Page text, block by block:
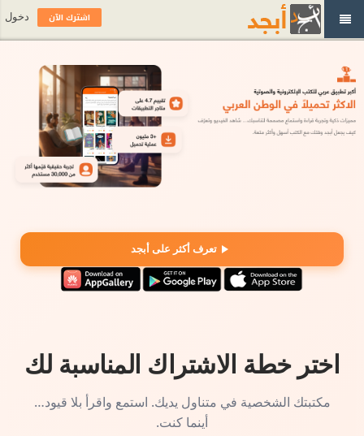
تعرف أكثر على أبجد
اختر خطة الاشتراك المناسبة لك
مكتبتك الشخصية في متناول يديك. استمع واقرأ بلا قيود…
أينما كنت.
اشترك الآن دخول